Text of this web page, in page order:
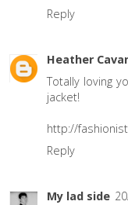
Reply
Heather
Totally loving
jacket!
http://
Reply
My lad side